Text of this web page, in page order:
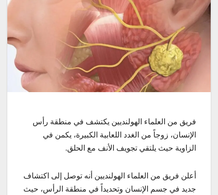
فريق من العلماء الهولنديين يكتشف في منطقة رأس
الإنسان، زوجاً من الغدد اللعابية الكبيرة، يكمن في
الزاوية حيث يلتقي تجويف الأنف مع الحلق.
أعلن فريق من العلماء الهولنديين أنه توصل إلى اكتشاف
جديد في جسم الإنسان وتحديداً في منطقة الرأس، حيث